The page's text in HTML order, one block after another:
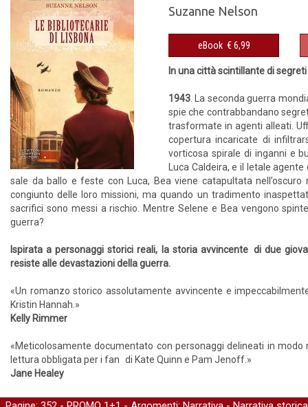
Suzanne Nelson
eBook € 6,99
In una città scintillante di
1943 . La seconda guerra
spie che contrabbandano
trasformate in agenti alleati.
copertura incaricate di
vorticosa spirale di inganni e
Luca Caldeira, e il letale
sale da ballo e feste con Luca, Bea viene catapultata
congiunto delle loro missioni, ma quando un tradimento
sacrifici sono messi a rischio. Mentre Selene e Bea vengono
guerra?
Ispirata a personaggi storici reali, la storia avvincente di due
resiste alle devastazioni della guerra.
«Un romanzo storico assolutamente avvincente e
Kristin Hannah.»
Kelly Rimmer
«Meticolosamente documentato con personaggi delineati in
lettura obbligata per i fan di Kate Quinn e Pam Jenoff.»
Jane Healey